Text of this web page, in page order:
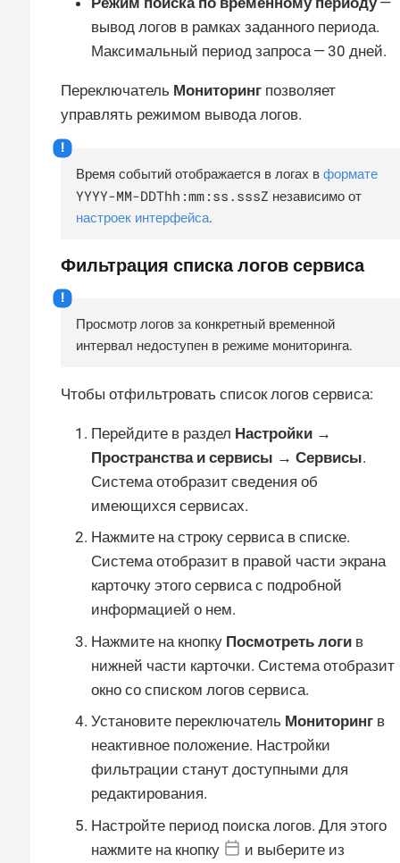
вывод логов в рамках заданного периода.
Максимальный период запроса — 30 дней.
Переключатель Мониторинг позволяет
управлять режимом вывода логов.
Время событий отображается в логах в формате
YYYY-MM-DDThh:mm:ss.sssZ независимо от
настроек интерфейса.
Фильтрация списка логов сервиса
Просмотр логов за конкретный временной
интервал недоступен в режиме мониторинга.
Чтобы отфильтровать список логов сервиса:
Перейдите в раздел Настройки →
Пространства и сервисы → Сервисы.
Система отобразит сведения об
имеющихся сервисах.
Нажмите на строку сервиса в списке.
Система отобразит в правой части экрана
карточку этого сервиса с подробной
информацией о нем.
Нажмите на кнопку Посмотреть логи в
нижней части карточки. Система отобразит
окно со списком логов сервиса.
Установите переключатель Мониторинг в
неактивное положение. Настройки
фильтрации станут доступными для
редактирования.
Настройте период поиска логов. Для этого
нажмите на кнопку
и выберите из